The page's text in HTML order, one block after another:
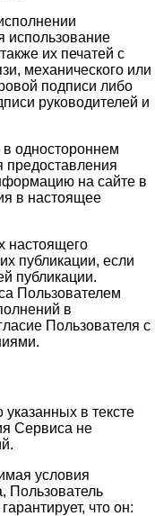
использование
их печатей с
механического или
подписи либо
руководителей и
одностороннем
предоставления
на сайте в
в настоящее
настоящего
публикации, если
публикации.
Пользователем
в
Пользователя с
в тексте
Сервиса не
условия
Пользователь
что он: